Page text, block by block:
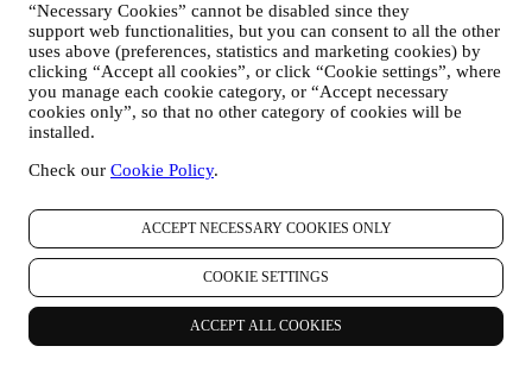
“Necessary Cookies” cannot be disabled since they
support web functionalities, but you can consent to all the other
uses above (preferences, statistics and marketing cookies) by
clicking “Accept all cookies”, or click “Cookie settings”, where
you manage each cookie category, or “Accept necessary
cookies only”, so that no other category of cookies will be
installed.
Check our Cookie Policy.
ACCEPT NECESSARY COOKIES ONLY
COOKIE SETTINGS
ACCEPT ALL COOKIES
het einde van het aankoopproces kunnen wij u ook uitnodigen
om uw productbeoordeling te schrijven. De beoordeling is
niet verplicht, en u bent vrij om deze al dan niet in te dienen.
WHATSAPP FOR BUSINESS
Sommige van onze fysieke winkels gebruiken WhatsApp for
Business met klanten die daarom vragen, alleen om
ondersteuning te bieden en informatie over onze producten te
sturen. Dit kanaal is niet gericht op de verkoop van onze
producten. Er worden geen creditcardgegevens of andere
gevoelige informatie gevraagd via WhatsApp. U kunt meer te
weten komen over de voorwaarden en garanties van
WhatsApp voor de internationale overdracht van uw
gegevens op https://www.whatsapp.com/legal/privacy-policy-
eea. U kunt uw rechten inzake gegevensbescherming
uitoefenen, waaronder het herroepen/uitschrijven en het
wissen van de gegevens, door contact op te nemen met uw